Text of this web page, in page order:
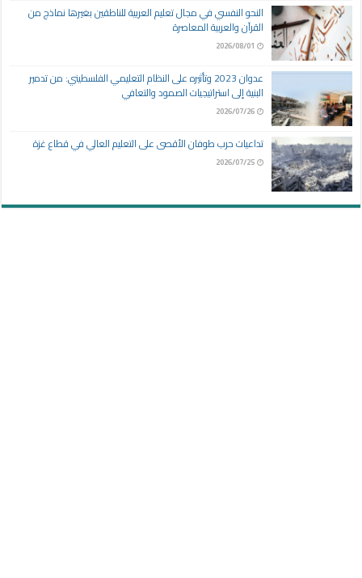
النحو النفسي في مجال تعليم العربية للناطقين بغيرها نماذج من
القرآن والعربية المعاصرة
2026/08/01
عدوان 2023 وتأثيره على النظام التعليمي الفلسطيني: من تدمير
البنية إلى استراتيجيات الصمود والتعافي
2026/07/26
تداعيات حرب طوفان الأقصى على التعليم العالي في قطاع غزة
2026/07/25